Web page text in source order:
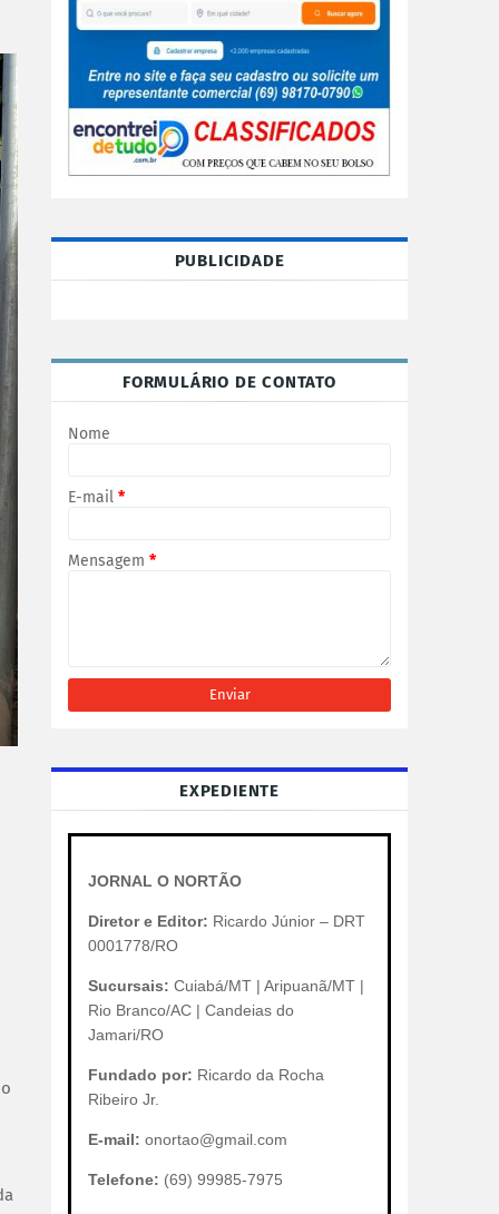
PUBLICIDADE
FORMULÁRIO DE CONTATO
Nome
E-mail *
Mensagem *
EXPEDIENTE
JORNAL O NORTÃO
Diretor e Editor: Ricardo Júnior – DRT
0001778/RO
Sucursais: Cuiabá/MT | Aripuanã/MT |
Rio Branco/AC | Candeias do
Jamari/RO
Fundado por: Ricardo da Rocha
Ribeiro Jr.
E-mail: onortao@gmail.com
Telefone: (69) 99985-7975